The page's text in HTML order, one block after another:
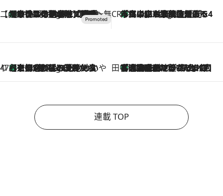
【CREA×星野リゾート】唯一無二。癒しと発見が待つ場所へ
6 Hours Ago
【トンボの足水浴】ヒノキの香りに包まれて涼感マックス！約13℃の湧水かけ流しを避暑地「星野温泉 トンボの湯」で体験 CREA'S CHOICE
8 Hours Ago
「立川にも歌舞伎があるんだよ」 片岡仁左衛門・市川中車ら豪華座組みで4年目の立川立飛歌舞伎へ
47都道府県の手みやげ ひんやりスイーツで夏を満喫
8 Hours Ago
【京都府】この夏絶対食べたい 冷やしておいしいおやつ3選 ひと口目から心を掴む新緑のテリーヌ 田中稲の勝手に再ブーム
2026.8.7
「湘南乃風に憧れて」観客大盛上がりの“タオル回し”に、ラッパー顔負けの高速歌唱まで…さだまさし（74）のアグレッシブすぎる現在地
連載 TOP